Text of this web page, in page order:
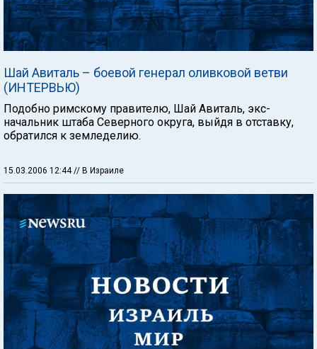
Шай Авиталь – боевой генерал оливковой ветви
(ИНТЕРВЬЮ)
Подобно римскому правителю, Шай Авиталь, экс-
начальник штаба Северного округа, выйдя в отставку,
обратился к земледелию.
15.03.2006 12:44 // В Израиле